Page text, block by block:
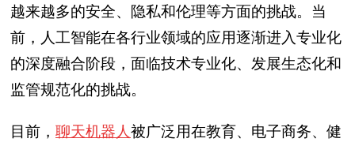
越来越多的安全、隐私和伦理等方面的挑战。当
前，人工智能在各行业领域的应用逐渐进入专业化
的深度融合阶段，面临技术专业化、发展生态化和
监管规范化的挑战。
目前， 聊天机器人被广泛用在教育、电子商务、健